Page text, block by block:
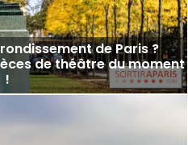
de Paris ?
de théâtre du moment
!